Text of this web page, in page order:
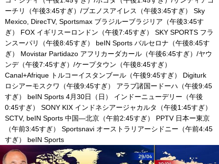
ーチリ（午後3:45すぎ）/ブエノスアイレス（午後3:45すぎ） Sky
Mexico, DirecTV, Sportsmax ブラジルーブラジリア（午後3:45す
ぎ） FOX イギリスーロンドン（午後7:45すぎ） SKY SPORTS フラ
ンスーパリ（午後8:45すぎ） beIN Sports バルセロナ（午後8:45す
ぎ） Movistar Partidazo アフリカーダカール（午後6:45すぎ）/ヤウ
ンデ（午後7:45すぎ）/ケープタウン（午後8:45すぎ）
Canal+Afrique トルコーイスタンブール（午後9:45すぎ） Digiturk
ロシアーモスクワ（午後9:45すぎ） アラブ諸国ードーハ（午後9:45
すぎ） beIN Sports 4月30日（日） インドーニューデリー（午後
0:45すぎ） SONY KIX インドネシアージャカルタ（午後1:45すぎ）
SCTV, beIN Sports 中国—北京（午前2:45すぎ） PPTV 日本ー東京
（午前3:45すぎ） Sportsnavi オーストラリアーシドニー（午前4:45
すぎ） beIN Sports